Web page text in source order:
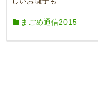
まごめ通信2015